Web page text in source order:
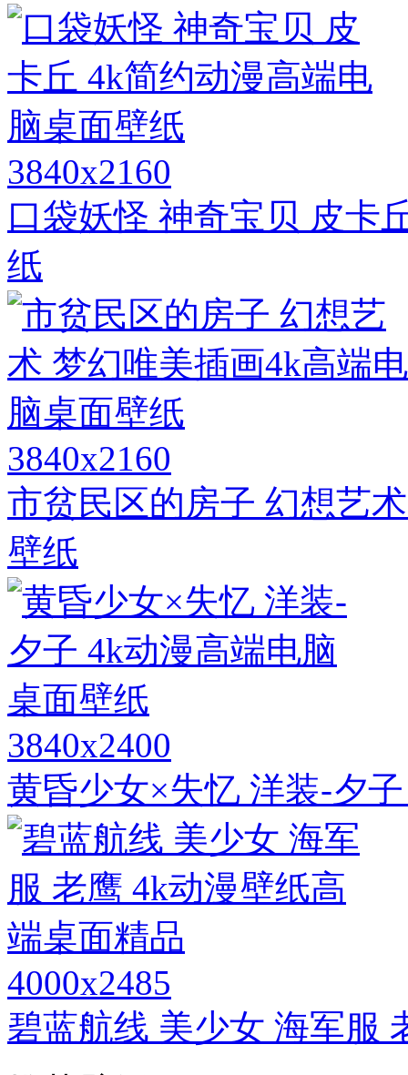
3840x2160
口袋妖怪 神奇宝贝 皮卡
纸
3840x2160
市贫民区的房子 幻想艺
壁纸
3840x2400
黄昏少女×失忆 洋装-夕
4000x2485
碧蓝航线 美少女 海军服